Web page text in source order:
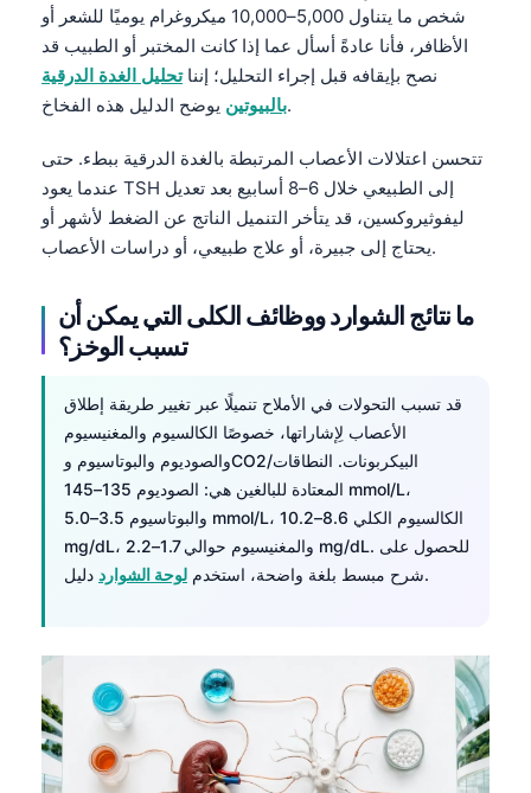
شخص ما يتناول 5,000–10,000 ميكروغرام يوميًا للشعر أو
الأظافر، فأنا عادةً أسأل عما إذا كانت المختبر أو الطبيب قد
نصح بإيقافه قبل إجراء التحليل؛ إنناتحليل الغدة الدرقية
بالبيوتينيوضح الدليل هذه الفخاخ.
تتحسن اعتلالات الأعصاب المرتبطة بالغدة الدرقية ببطء. حتى
عندما يعود TSH إلى الطبيعي خلال 6–8 أسابيع بعد تعديل
ليفوثيروكسين، قد يتأخر التنميل الناتج عن الضغط لأشهر أو
يحتاج إلى جبيرة، أو علاج طبيعي، أو دراسات الأعصاب.
ما نتائج الشوارد ووظائف الكلى التي يمكن أن
تسبب الوخز؟
قد تسبب التحولات في الأملاح تنميلًا عبر تغيير طريقة إطلاق
الأعصاب لِإشاراتها، خصوصًا الكالسيوم والمغنيسيوم
والصوديوم والبوتاسيوم وCO2/البيكربونات. النطاقات
المعتادة للبالغين هي: الصوديوم 135–145 mmol/L،
والبوتاسيوم 3.5–5.0 mmol/L، الكالسيوم الكلي 8.6–10.2
mg/dL، والمغنيسيوم حوالي 1.7–2.2 mg/dL. للحصول على
شرح مبسط بلغة واضحة، استخدم لوحة الشوارد دليل.